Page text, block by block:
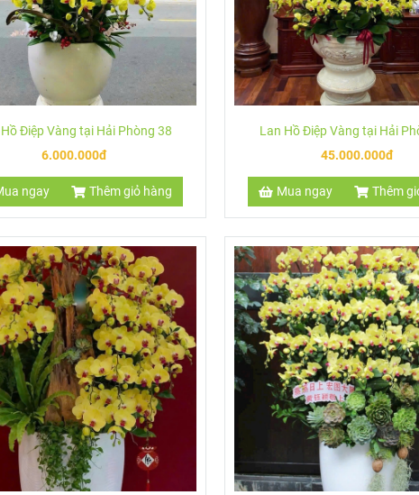
Điệp Vàng tại Hải Phòng 38
6.000.000đ
ngay Thêm giỏ hàng
Lan Hồ Điệp Vàng tại Hải
45.000.000đ
Mua ngay Thêm